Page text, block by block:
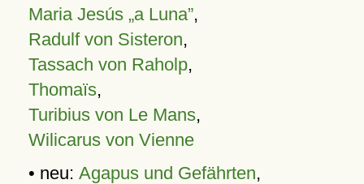
Maria Jesús „a Luna”,
Radulf von Sisteron,
Tassach von Raholp,
Thomaïs,
Turibius von Le Mans,
Wilicarus von Vienne
• neu: Agapus und Gefährten,